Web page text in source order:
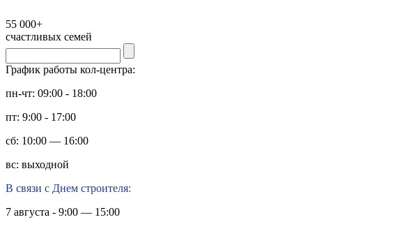
55 000+
счастливых семей
График работы кол-центра:
пн-чт: 09:00 - 18:00
пт: 9:00 - 17:00
сб: 10:00 — 16:00
вс: выходной
В связи с Днем строителя:
7 августа - 9:00 — 15:00